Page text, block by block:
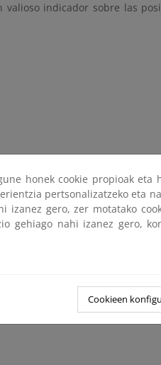
valioso indicador sobre las
honek cookie propioak eta
pertsonalizatzeko eta
izanez gero, zer motatako
gehiago nahi izanez gero,
Cookieen